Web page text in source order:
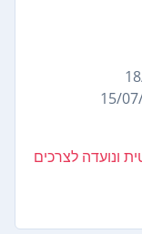
ונועדה לצרכים